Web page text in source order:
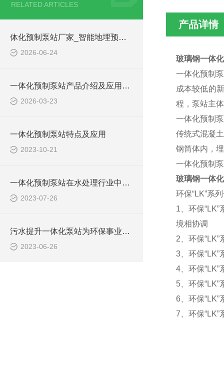
RELATED ARTICLES
体化预制泵站厂家_智能地埋预制泵站-凌科环保
2026-06-24
一体化预制泵站产品介绍及应用范围
2026-03-23
一体化预制泵站特点及应用
2023-10-21
一体化预制泵站在水处理行业中的应用
2023-07-26
污水提升一体化泵站为环保事业做出了哪些贡献？
2023-06-26
产品详情
玻璃钢一体
一体化预制
成本较低的
程，泵站主
一体化预制
传统式混凝
钢筒体内，
一体化预制
玻璃钢一体
环保“LK”系
1、环保
境相协调
2、环保
3、环保
4、环保
5、环保
6、环保
7、环保